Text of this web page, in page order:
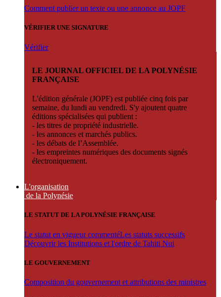
Comment publier un texte ou une annonce au JOPF
VÉRIFIER UNE SIGNATURE
Vérifier
LE JOURNAL OFFICIEL DE LA POLYNÉSIE
FRANÇAISE
L'édition générale (JOPF) est publiée cinq fois par
semaine, du lundi au vendredi. S'y ajoutent quatre
éditions spécialisées qui publient :
- les titres de propriété industrielle.
- les annonces et marchés publics.
- les débats de l’Assemblée.
- les empreintes numériques des documents signés
électroniquement.
L'organisation
de la Polynésie
LE STATUT DE LA POLYNÉSIE FRANÇAISE
Le statut en vigueur commentéLes statuts successifs
Découvrir les Institutions et l'ordre de Tahiti Nui
LE GOUVERNEMENT
Composition du gouvernement et attributions des ministres